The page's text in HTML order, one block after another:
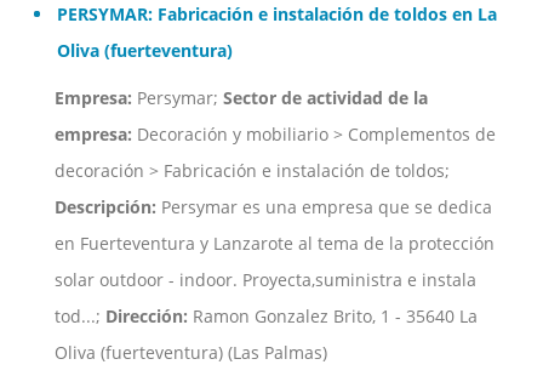
PERSYMAR: Fabricación e instalación de toldos en La
Oliva (fuerteventura)
Empresa: Persymar; Sector de actividad de la
empresa: Decoración y mobiliario > Complementos de
decoración > Fabricación e instalación de toldos;
Descripción: Persymar es una empresa que se dedica
en Fuerteventura y Lanzarote al tema de la protección
solar outdoor - indoor. Proyecta,suministra e instala
tod...; Dirección: Ramon Gonzalez Brito, 1 - 35640 La
Oliva (fuerteventura) (Las Palmas)